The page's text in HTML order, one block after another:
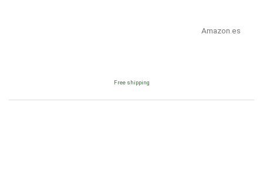
Amazon.es
Free shipping